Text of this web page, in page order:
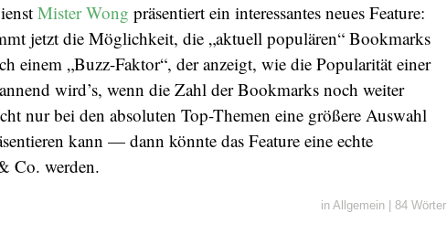
Mister Wong präsentiert ein interessantes neues Feature:
jetzt die Möglichkeit, die „aktuell populären“ Bookmarks
einem „Buzz-Faktor“, der anzeigt, wie die Popularität einer
wird’s, wenn die Zahl der Bookmarks noch weiter
nur bei den absoluten Top-Themen eine größere Auswahl
kann — dann könnte das Feature eine echte
Co. werden.
in Allgemein 84 Wörter